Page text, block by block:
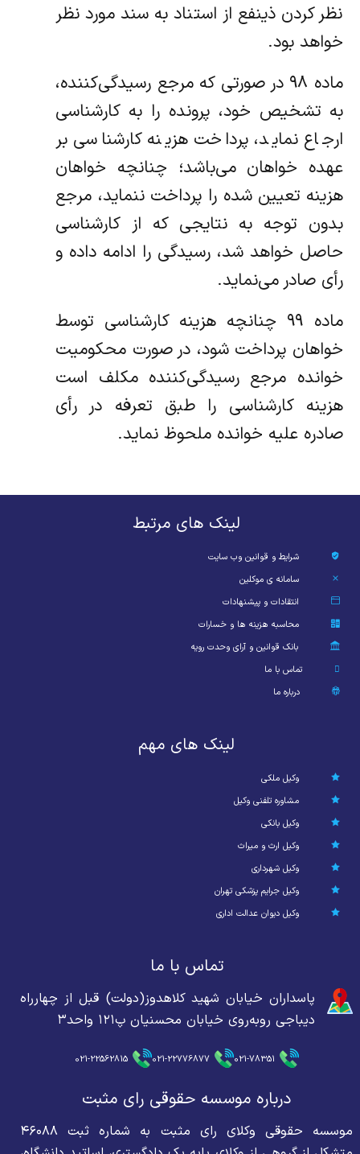
نظر کردن ذینفع از استناد به سند مورد نظر
خواهد بود.
ماده ۹۸ در صورتی که مرجع رسیدگی‌کننده،
به تشخیص خود، پرونده را به کارشناسی
ارجاع نماید، پرداخت هزینه کارشناسی بر
عهده خواهان می‌باشد؛ چنانچه خواهان
هزینه تعیین شده را پرداخت ننماید، مرجع
بدون توجه به نتایجی که از کارشناسی
حاصل خواهد شد، رسیدگی را ادامه داده و
رأی صادر می‌نماید.
ماده ۹۹ چنانچه هزینه کارشناسی توسط
خواهان پرداخت شود، در صورت محکومیت
خوانده مرجع رسیدگی‌کننده مکلف است
هزینه کارشناسی را طبق تعرفه در رأی
صادره علیه خوانده ملحوظ نماید.
لینک های مرتبط
شرایط و قوانین وب سایت
سامانه ی موکلین
انتقادات و پیشنهادات
محاسبه هزینه ها و خسارات
بانک قوانین و آرای وحدت رویه
تماس با ما
درباره ما
لینک های مهم
وکیل ملکی
مشاوره تلفنی وکیل
وکیل بانکی
وکیل ارث و میراث
وکیل شهرداری
وکیل جرایم پزشکی تهران
وکیل دیوان عدالت اداری
تماس با ما
پاسداران خیابان شهید کلاهدوز(دولت) قبل از چهارراه
دیباجی روبه‌روی خیابان محسنیان پ۱۲۱ واحد۳
021-78351
021-22776877
021-22562815
درباره موسسه حقوقی رای مثبت
موسسه حقوقی وکلای رای مثبت به شماره ثبت ۴۶۰۸۸